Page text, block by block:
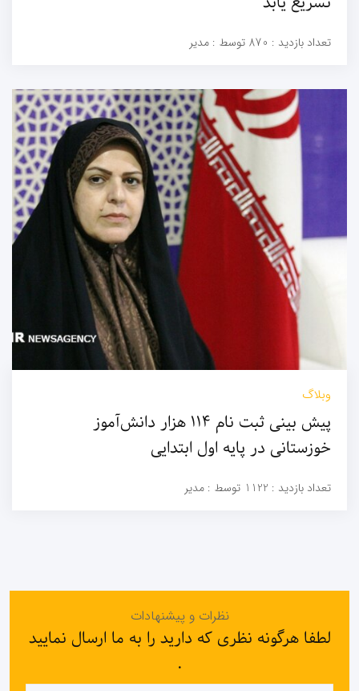
تعداد بازدید : 870 توسط : مدیر
وبلاگ
پیش بینی ثبت نام ۱۱۴ هزار دانش‌آموز
خوزستانی در پایه اول ابتدایی
تعداد بازدید : 1122 توسط : مدیر
نظرات و پیشنهادات
لطفا هرگونه نظری که دارید را به ما ارسال نمایید
.